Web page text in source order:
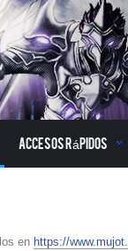
Accesos Rápidos
en https://